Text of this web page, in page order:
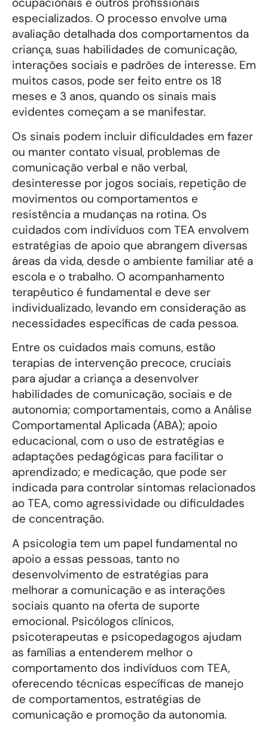
especializados. O processo envolve uma
avaliação detalhada dos comportamentos da
criança, suas habilidades de comunicação,
interações sociais e padrões de interesse. Em
muitos casos, pode ser feito entre os 18
meses e 3 anos, quando os sinais mais
evidentes começam a se manifestar.
Os sinais podem incluir dificuldades em fazer
ou manter contato visual, problemas de
comunicação verbal e não verbal,
desinteresse por jogos sociais, repetição de
movimentos ou comportamentos e
resistência a mudanças na rotina. Os
cuidados com indivíduos com TEA envolvem
estratégias de apoio que abrangem diversas
áreas da vida, desde o ambiente familiar até a
escola e o trabalho. O acompanhamento
terapêutico é fundamental e deve ser
individualizado, levando em consideração as
necessidades específicas de cada pessoa.
Entre os cuidados mais comuns, estão
terapias de intervenção precoce, cruciais
para ajudar a criança a desenvolver
habilidades de comunicação, sociais e de
autonomia; comportamentais, como a Análise
Comportamental Aplicada (ABA); apoio
educacional, com o uso de estratégias e
adaptações pedagógicas para facilitar o
aprendizado; e medicação, que pode ser
indicada para controlar sintomas relacionados
ao TEA, como agressividade ou dificuldades
de concentração.
A psicologia tem um papel fundamental no
apoio a essas pessoas, tanto no
desenvolvimento de estratégias para
melhorar a comunicação e as interações
sociais quanto na oferta de suporte
emocional. Psicólogos clínicos,
psicoterapeutas e psicopedagogos ajudam
as famílias a entenderem melhor o
comportamento dos indivíduos com TEA,
oferecendo técnicas específicas de manejo
de comportamentos, estratégias de
comunicação e promoção da autonomia.